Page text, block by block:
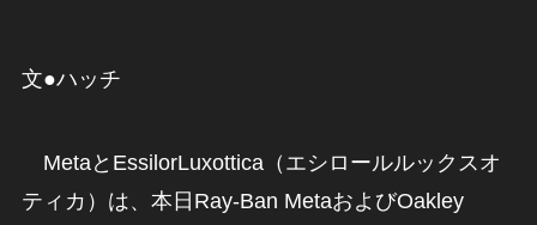
文●ハッチ
MetaとEssilorLuxottica（エシロールルックスオ
ティカ）は、本日Ray-Ban MetaおよびOakley